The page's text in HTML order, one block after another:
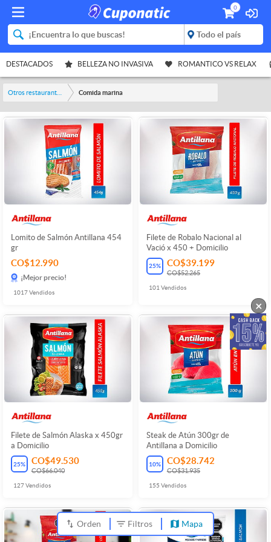
0
DESTACADOS BELLEZA NO INVASIVA ROMANTICO VS RELAX
Comida marina
Lomito de Salmón Antillana 454
gr
CO$12.990
¡Mejor precio!
1017Vendidos
Filete de Robalo Nacional al
Vació x 450 + Domicilio
25% CO$39.199
CO$52.265
101 Vendidos
Filete de Salmón Alaska x 450gr
a Domicilio
25% CO$49.530
CO$66.040
127Vendidos
Steak de Atún 300gr de
Antillana a Domicilio
10% CO$28.742
CO$31.935
155 Vendidos
Orden Filtros Mapa
×